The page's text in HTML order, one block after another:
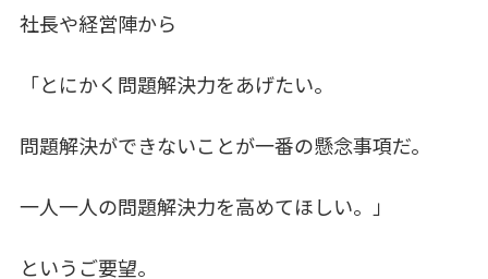
o
社長や経営陣から
「とにかく問題解決力をあげたい。
問題解決ができないことが一番の懸念事項だ。
一人一人の問題解決力を高めてほしい。」
というご要望。